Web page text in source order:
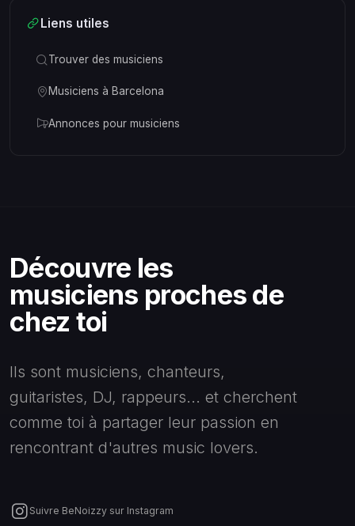
Liens utiles
Trouver des musiciens
Musiciens à Barcelona
Annonces pour musiciens
Découvre les
musiciens proches de
chez toi
Ils sont musiciens, chanteurs,
guitaristes, DJ, rappeurs... et cherchent
comme toi à partager leur passion en
rencontrant d'autres music lovers.
Suivre BeNoizzy sur Instagram